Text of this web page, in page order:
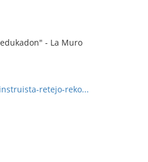
- La Muro
retejo-reko...